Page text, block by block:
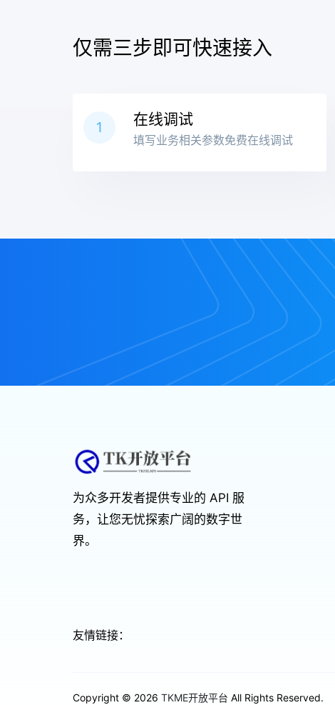
仅需三步即可快速接入
1 在线调试
填写业务相关参数免费在线调试
为众多开发者提供专业的 API 服
务，让您无忧探索广阔的数字世
界。
友情链接：
Copyright © 2026 TKME开放平台 All Rights Reserved.